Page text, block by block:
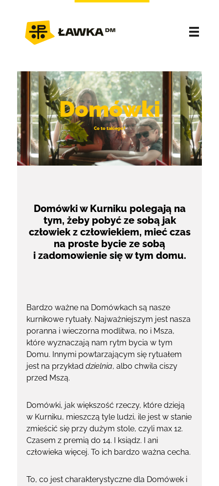
Domówki
Co to takiego?
Domówki w Kurniku polegają na
tym, żeby pobyć ze sobą jak
człowiek z człowiekiem, mieć czas
na proste bycie ze sobą
i zadomowienie się w tym domu.
Bardzo ważne na Domówkach są nasze
kurnikowe rytuały. Najważniejszym jest nasza
poranna i wieczorna modlitwa, no i Msza,
które wyznaczają nam rytm bycia w tym
Domu. Innymi powtarzającym się rytuałem
jest na przykład dzielnia, albo chwila ciszy
przed Mszą.
Domówki, jak większość rzeczy, które dzieją
w Kurniku, mieszczą tyle ludzi, ile jest w stanie
zmieścić się przy dużym stole, czyli max 12.
Czasem z premią do 14. I ksiądz. I ani
człowieka więcej. To ich bardzo ważna cecha.
To, co jest charakterystyczne dla Domówek i